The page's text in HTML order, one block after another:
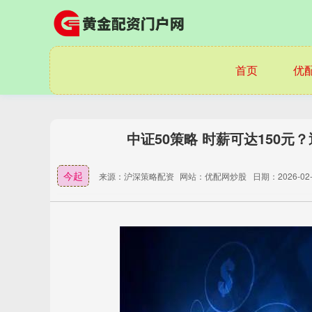
首页 优
中证50策略 时薪可达150元
今起 来源：沪深策略配资 网站：优配网炒股 日期：2026-